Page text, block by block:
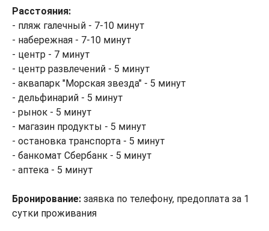
Расстояния:
- пляж галечный - 7-10 минут
- набережная - 7-10 минут
- центр - 7 минут
- центр развлечений - 5 минут
- аквапарк "Морская звезда" - 5 минут
- дельфинарий - 5 минут
- рынок - 5 минут
- магазин продукты - 5 минут
- остановка транспорта - 5 минут
- банкомат Сбербанк - 5 минут
- аптека - 5 минут
Бронирование: заявка по телефону, предоплата за 1
сутки проживания